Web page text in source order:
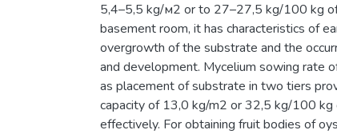
5,4–5,5 kg/м2 or to 27–27,5 kg/100 kg
basement room, it has characteristics of
overgrowth of the substrate and the
and development. Mycelium sowing rate
as placement of substrate in two tiers
capacity of 13,0 kg/m2 or 32,5 kg/100
effectively. For obtaining fruit bodies of